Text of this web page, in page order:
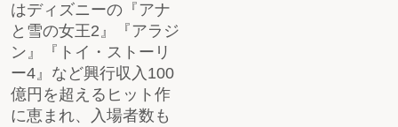
はディズニーの『アナ
と雪の女王2』『アラジ
ン』『トイ・ストーリ
ー4』など興行収入100
億円を超えるヒット作
に恵まれ、入場者数も